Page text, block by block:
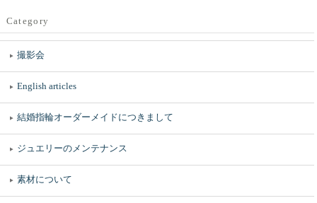
Category
撮影会
English articles
結婚指輪オーダーメイドにつきまして
ジュエリーのメンテナンス
素材について